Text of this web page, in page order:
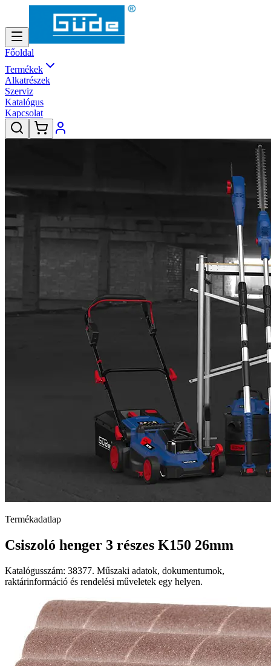
Főoldal
Termékek
Alkatrészek
Szerviz
Katalógus
Kapcsolat
Termékadatlap
Csiszoló henger 3 részes K150 26mm
Katalógusszám: 38377. Műszaki adatok, dokumentumok,
raktárinformáció és rendelési műveletek egy helyen.